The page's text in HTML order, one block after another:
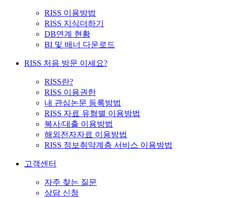
RISS 이용방법
RISS 지식더하기
DB연계 현황
BI 및 배너 다운로드
RISS 처음 방문 이세요?
RISS란?
RISS 이용권한
내 관심논문 등록방법
RISS 자료 유형별 이용방법
복사/대출 이용방법
해외전자자료 이용방법
RISS 정보취약계층 서비스 이용방법
고객센터
자주 찾는 질문
상담 신청